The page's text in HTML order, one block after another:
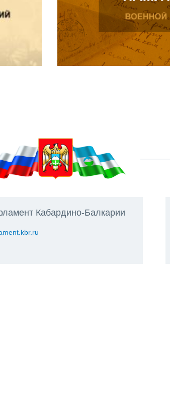
Кабардино-Балкарии